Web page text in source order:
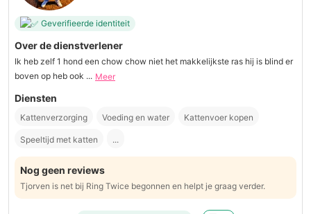
Geverifieerde identiteit
Over de dienstverlener
Ik heb zelf 1 hond een chow chow niet het makkelijkste ras hij is blind er
boven op heb ook ... Meer
Diensten
Kattenverzorging Voeding en water Kattenvoer kopen
Speeltijd met katten ...
Nog geen reviews
Tjorven is net bij Ring Twice begonnen en helpt je graag verder.